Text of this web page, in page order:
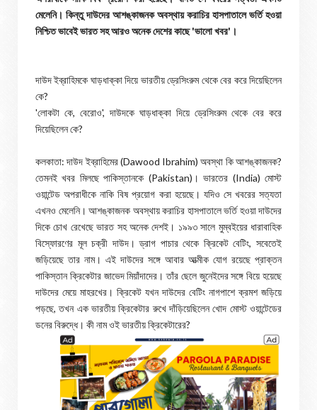
মেলেনি। কিন্তু দাউদের আশঙ্কাজনক অবস্থায় করাচির হাসপাতালে ভর্তি হওয়া
নিশ্চিত ভাবেই ভারত সহ আরও অনেক দেশের কাছে 'ভালো খবর'।
দাউদ ইব্রাহিমকে ঘাড়ধাক্কা দিয়ে ভারতীয় ড্রেসিংরুম থেকে বের করে দিয়েছিলেন
কে?
'লোকটা কে, বেরোও', দাউদকে ঘাড়ধাক্কা দিয়ে ড্রেসিংরুম থেকে বের করে
দিয়েছিলেন কে?
কলকাতা: দাউদ ইব্রাহিমের (Dawood Ibrahim) অবস্থা কি আশঙ্কাজনক?
তেমনই খবর মিলছে পাকিস্তানকে (Pakistan)। ভারতের (India) মোস্ট
ওয়ান্টেড অপরাধীকে নাকি বিষ প্রয়োগ করা হয়েছে। যদিও সে খবরের সত্যতা
এখনও মেলেনি। আশঙ্কাজনক অবস্থায় করাচির হাসপাতালে ভর্তি হওয়া দাউদের
দিকে চোখ রেখেছে ভারত সহ অনেক দেশই। ১৯৯৩ সালে মুম্বইয়ের ধারাবাহিক
বিস্ফোরণের মূল চক্রী দাউদ। ড্রাগ পাচার থেকে ক্রিকেট বেটিং, সবেতেই
জড়িয়েছে তার নাম। এই দাউদের সঙ্গে আবার আত্মীক যোগ রয়েছে প্রাক্তন
পাকিস্তান ক্রিকেটার জাভেদ মিয়াঁদাদের। তাঁর ছেলে জুনেইদের সঙ্গে বিয়ে হয়েছে
দাউদের মেয়ে মাহরখের। ক্রিকেট যখন দাউদের বেটিং নাগপাশে ক্রমশ জড়িয়ে
পড়ছে, তখন এক ভারতীয় ক্রিকেটার রুখে দাঁড়িয়েছিলেন খোদ মোস্ট ওয়ান্টেডের
ডনের বিরুদ্ধে। কী নাম ওই ভারতীয় ক্রিকেটারের?